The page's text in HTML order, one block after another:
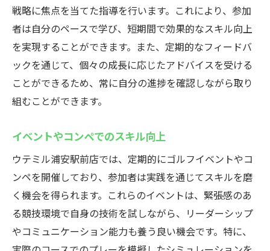
戦略に焦点を当てた指導を行います。これにより、参加
者は自分のペースで学び、短期間で効果的なスキル向上
を実現することができます。また、定期的なフィードバ
ックを通じて、個々の成長に応じたアドバイスを受ける
ことができるため、常に自分の進捗を確認しながら取り
組むことができます。
イベントやコンペでのスキル向上
ウテミル浦安駅前店では、定期的にゴルフイベントやコ
ンペを開催しており、参加者は実践を通じてスキルを磨
く機会を得られます。これらのイベントは、緊張感のあ
る競技環境で自身の技術を試しながら、リーダーシップ
やコミュニケーション能力も養う良い機会です。特に、